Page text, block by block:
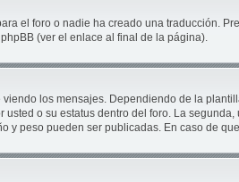
el foro o nadie ha creado una traducción.
(ver el enlace al final de la página).
los mensajes. Dependiendo de la
o su estatus dentro del foro. La
peso pueden ser publicadas. En caso de